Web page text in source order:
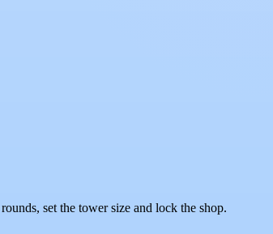
set the tower size and lock the shop.